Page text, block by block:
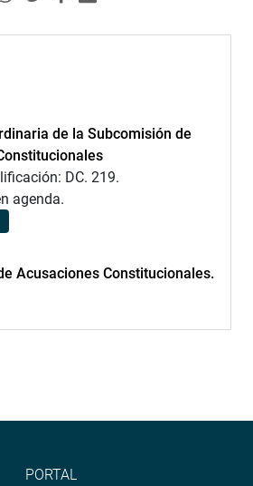
de la Subcomisión de
DC. 219.
agenda.
Acusaciones Constitucionales.
PORTAL